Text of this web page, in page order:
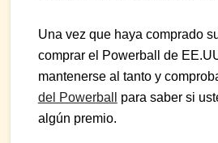
Una vez que haya comprado
comprar el Powerball de
mantenerse al tanto y
del Powerball
para saber si
algún premio.